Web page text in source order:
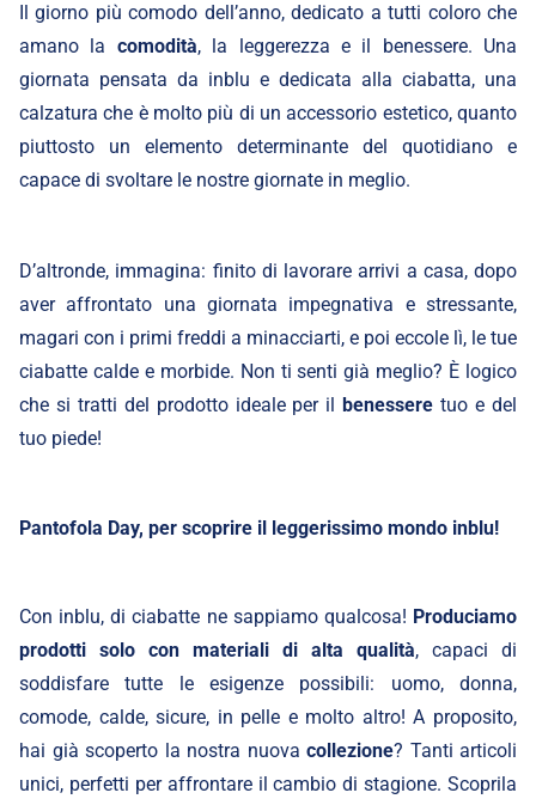
Il giorno più comodo dell’anno, dedicato a tutti coloro che
amano la comodità, la leggerezza e il benessere. Una
giornata pensata da inblu e dedicata alla ciabatta, una
calzatura che è molto più di un accessorio estetico, quanto
piuttosto un elemento determinante del quotidiano e
capace di svoltare le nostre giornate in meglio.
D’altronde, immagina: finito di lavorare arrivi a casa, dopo
aver affrontato una giornata impegnativa e stressante,
magari con i primi freddi a minacciarti, e poi eccole lì, le tue
ciabatte calde e morbide. Non ti senti già meglio? È logico
che si tratti del prodotto ideale per ilbenessere tuo e del
tuo piede!
Pantofola Day, per scoprire il leggerissimo mondo inblu!
Con inblu, di ciabatte ne sappiamo qualcosa! Produciamo
prodotti solo con materiali di alta qualità, capaci di
soddisfare tutte le esigenze possibili: uomo, donna,
comode, calde, sicure, in pelle e molto altro! A proposito,
hai già scoperto la nostra nuova collezione? Tanti articoli
unici, perfetti per affrontare il cambio di stagione. Scoprila